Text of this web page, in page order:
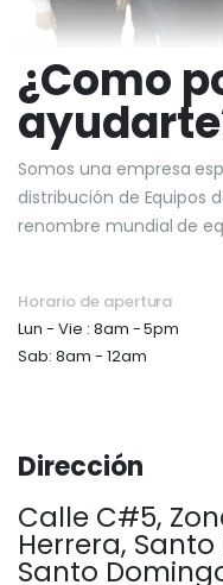
¿Como
Somos una empresa
distribución de Equipos
renombre mundial de
Horario de apertura
Lun - Vie : 8am - 5pm
Sab: 8am - 12am
Dirección
Calle C#5,
Herrera,
Santo